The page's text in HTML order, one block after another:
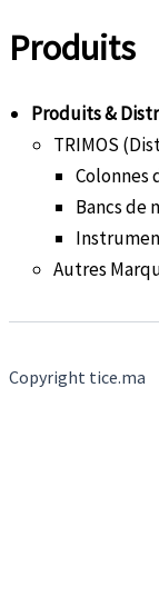
Produits
Produits &
TRIMOS
Colonnes
Bancs de
Autres
Copyright tice.ma